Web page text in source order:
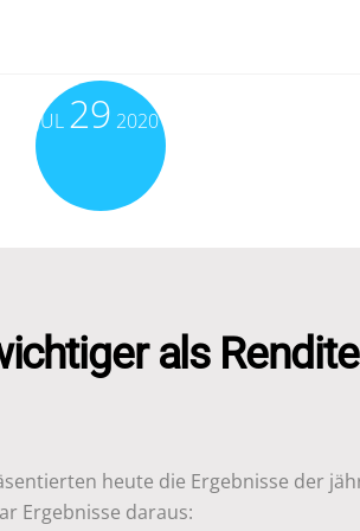
JUL 29 2020
als Rendite
heute die Ergebnisse der
Ergebnisse daraus: